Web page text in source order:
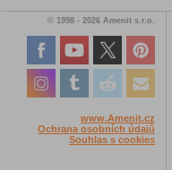
© 1998 - 2026 Amenit s.r.o.
www.Amenit.cz
Ochrana osobních údajů
Souhlas s cookies